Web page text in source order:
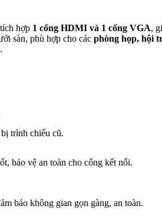
hợp 1 cổng HDMI và 1 cổng VGA,
sàn, phù hợp cho các phòng họp, hội
trình chiếu cũ.
bảo vệ an toàn cho cổng kết nối.
bảo không gian gọn gàng, an toàn.